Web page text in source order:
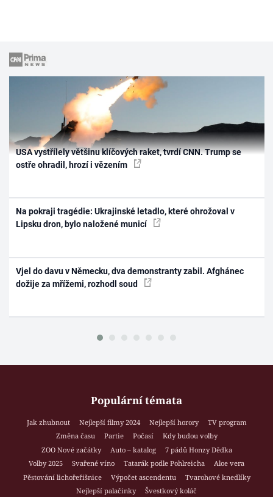
USA vystřílely většinu klíčových raket, tvrdí CNN. Trump se
ostře ohradil, hrozí i vězením
Na pokraji tragédie: Ukrajinské letadlo, které ohrožoval v
Lipsku dron, bylo naložené municí
Vjel do davu v Německu, dva demonstranty zabil. Afghánec
dožije za mřížemi, rozhodl soud
Populární témata
Jak zhubnout Nejlepší filmy 2024 Nejlepší horory
TV program
Změna času
Partie Počasí
Kdy budou volby
ZOO Nové začátky
Auto – katalog
7 pádů Honzy Dědka
Volby 2025
Svařené víno Tatarák podle Pohlreicha
Aloe vera
Pěstování lichořeřišnice
Výpočet ascendentu
Tvarohové knedlíky
Nejlepší palačinky
Švestkový koláč